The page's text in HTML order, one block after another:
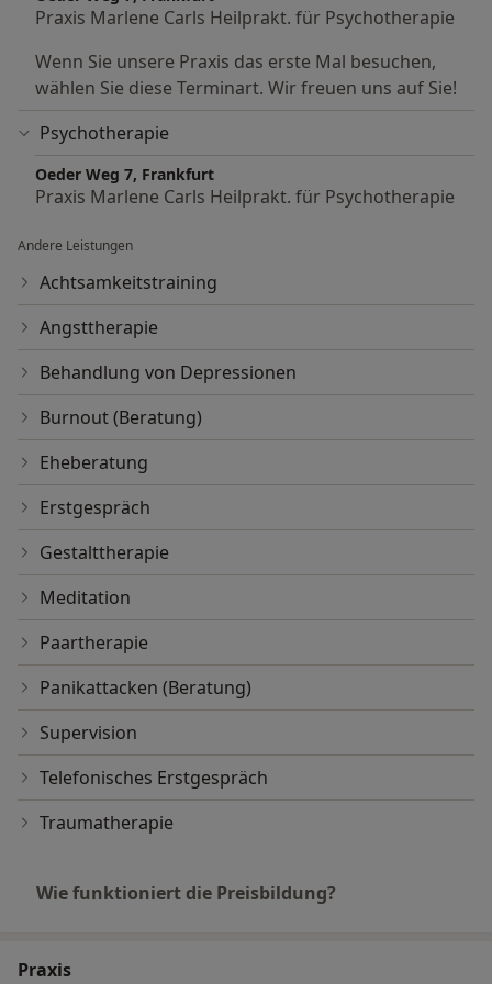
Praxis Marlene Carls Heilprakt. für Psychotherapie
Wenn Sie unsere Praxis das erste Mal besuchen,
wählen Sie diese Terminart. Wir freuen uns auf Sie!
Psychotherapie
Oeder Weg 7, Frankfurt
Praxis Marlene Carls Heilprakt. für Psychotherapie
Andere Leistungen
Achtsamkeitstraining
Angsttherapie
Behandlung von Depressionen
Burnout (Beratung)
Eheberatung
Erstgespräch
Gestalttherapie
Meditation
Paartherapie
Panikattacken (Beratung)
Supervision
Telefonisches Erstgespräch
Traumatherapie
Wie funktioniert die Preisbildung?
Praxis